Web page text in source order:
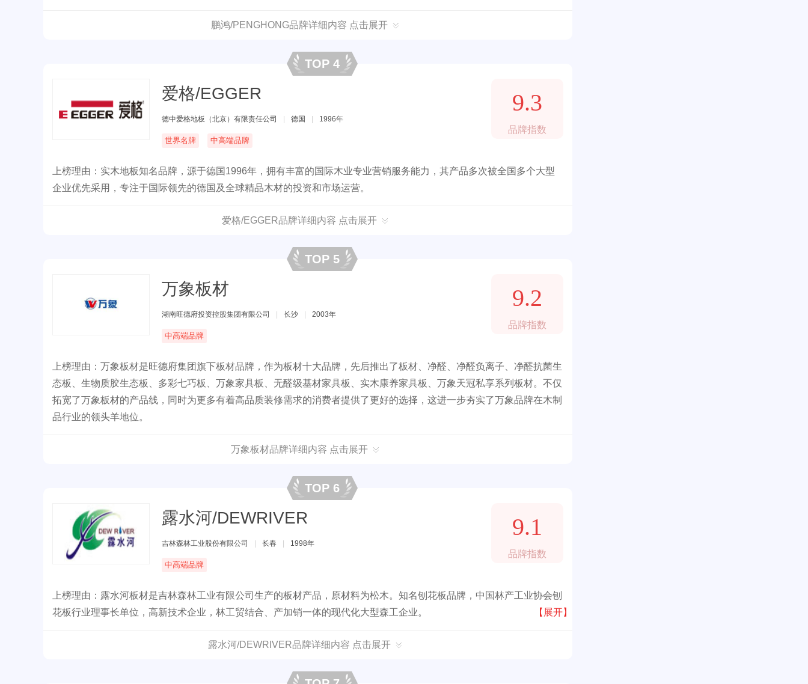
鹏鸿/PENGHONG品牌详细内容 点击展开
TOP 4
爱格/EGGER
德中爱格地板（北京）有限责任公司 德国 1996年
世界名牌 中高端品牌
9.3
品牌指数
上榜理由：实木地板知名品牌，源于德国1996年，拥有丰富的国际木业专业营销服务能力，其产品多次被全国多个大型
企业优先采用，专注于国际领先的德国及全球精品木材的投资和市场运营。
爱格/EGGER品牌详细内容 点击展开
TOP 5
万象板材
湖南旺德府投资控股集团有限公司 长沙 2003年
中高端品牌
9.2
品牌指数
上榜理由：万象板材是旺德府集团旗下板材品牌，作为板材十大品牌，先后推出了板材、净醛、净醛负离子、净醛抗菌生
态板、生物质胶生态板、多彩七巧板、万象家具板、无醛级基材家具板、实木康养家具板、万象天冠私享系列板材。不仅
拓宽了万象板材的产品线，同时为更多有着高品质装修需求的消费者提供了更好的选择，这进一步夯实了万象品牌在木制
品行业的领头羊地位。
万象板材品牌详细内容 点击展开
TOP 6
露水河/DEWRIVER
吉林森林工业股份有限公司 长春 1998年
中高端品牌
9.1
品牌指数
上榜理由：露水河板材是吉林森林工业有限公司生产的板材产品，原材料为松木。知名刨花板品牌，中国林产工业协会刨
花板行业理事长单位，高新技术企业，林工贸结合、产加销一体的现代化大型森工企业。
【展开】
露水河/DEWRIVER品牌详细内容 点击展开